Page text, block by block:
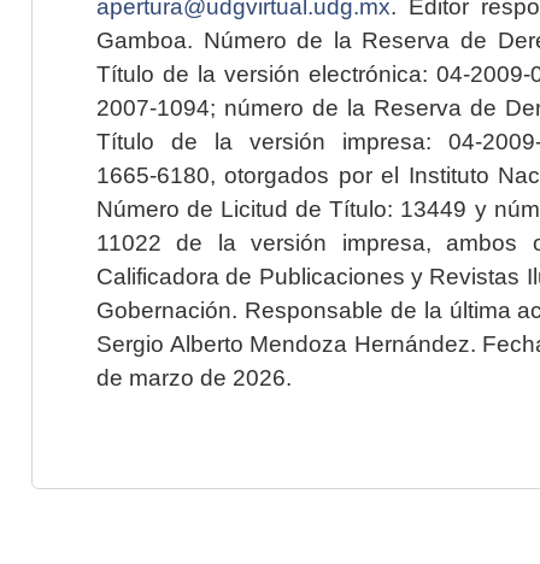
apertura@udgvirtual.udg.mx. Editor
Gamboa. Número de la Reserva de
Título de la versión electrónica: 04-2009-
2007-1094; número de la Reserva de
Título de la versión impresa: 04-2009-
1665-6180, otorgados por el Instituto
Número de Licitud de Título: 13449 y
11022 de la versión impresa, ambos
Calificadora de Publicaciones y Revistas
Gobernación. Responsable de la última
Sergio Alberto Mendoza Hernández.
de marzo de 2026.